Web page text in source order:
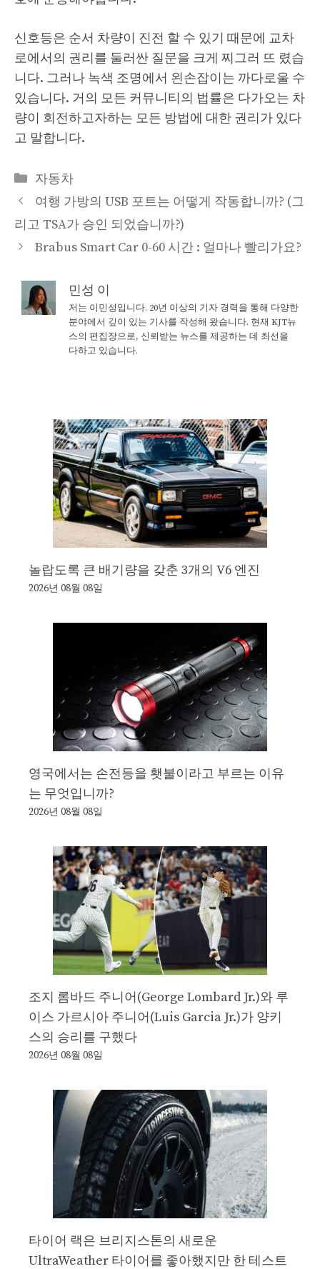
신호등은 순서 차량이 진전 할 수 있기 때문에 교차
로에서의 권리를 둘러싼 질문을 크게 찌그러 뜨 렸습
니다. 그러나 녹색 조명에서 왼손잡이는 까다로울 수
있습니다. 거의 모든 커뮤니티의 법률은 다가오는 차
량이 회전하고자하는 모든 방법에 대한 권리가 있다
고 말합니다.
Categories
자동차
여행 가방의 USB 포트는 어떻게 작동합니까? (그
리고 TSA가 승인 되었습니까?)
Brabus Smart Car 0-60 시간 : 얼마나 빨리가요?
민성 이
저는 이민성입니다. 20년 이상의 기자 경력을 통해 다양한
분야에서 깊이 있는 기사를 작성해 왔습니다. 현재 KJT뉴
스의 편집장으로, 신뢰받는 뉴스를 제공하는 데 최선을
다하고 있습니다.
놀랍도록 큰 배기량을 갖춘 3개의 V6 엔진
2026년 08월 08일
영국에서는 손전등을 횃불이라고 부르는 이유
는 무엇입니까?
2026년 08월 08일
조지 롬바드 주니어(George Lombard Jr.)와 루
이스 가르시아 주니어(Luis Garcia Jr.)가 양키
스의 승리를 구했다
2026년 08월 08일
타이어 랙은 브리지스톤의 새로운
UltraWeather 타이어를 좋아했지만 한 테스트